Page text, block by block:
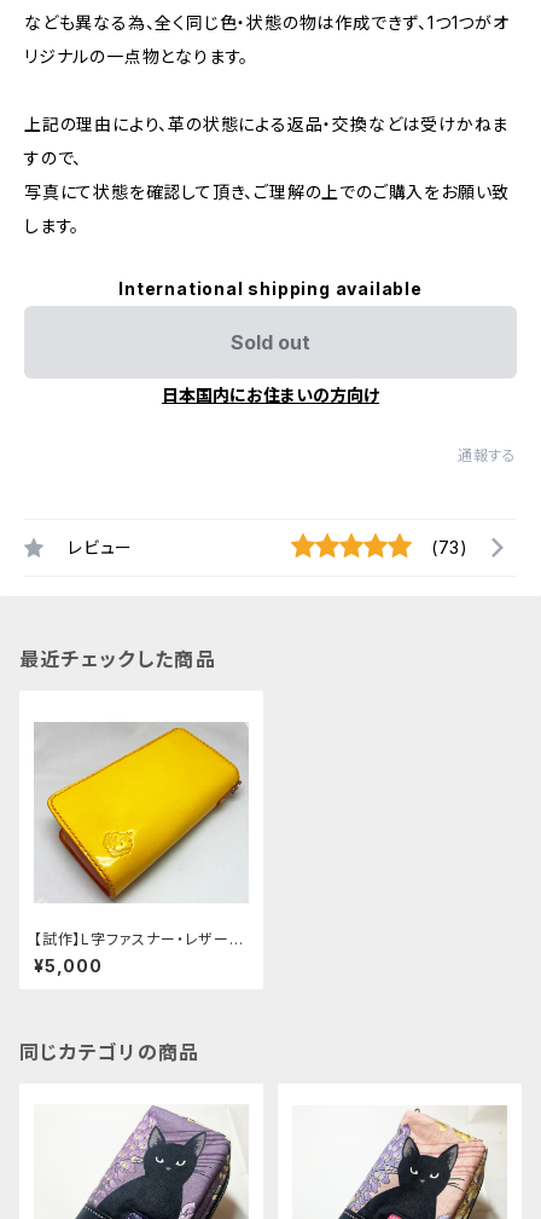
なども異なる為、全く同じ色・状態の物は作成できず、1つ1つがオ
リジナルの一点物となります。
上記の理由により、革の状態による返品・交換などは受けかねま
すので、
写真にて状態を確認して頂き、ご理解の上でのご購入をお願い致
します。
International shipping available
Sold out
日本国内にお住まいの方向け
通報する
レビュー (73)
最近チェックした商品
【試作】L字ファスナー・レザーポ
ーチ [151-pt]
¥5,000
同じカテゴリの商品